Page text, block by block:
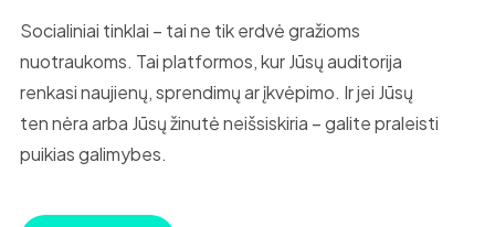
Socialiniai tinklai – tai ne tik erdvė gražioms
nuotraukoms. Tai platformos, kur Jūsų auditorija
renkasi naujienų, sprendimų ar įkvėpimo. Ir jei Jūsų
ten nėra arba Jūsų žinutė neišsiskiria – galite praleisti
puikias galimybes.